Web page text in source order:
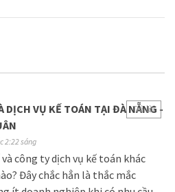
DỊCH VỤ KẾ TOÁN TẠI ĐÀ NẴNG -
2:22 sáng
công ty dịch vụ kế toán khác
Đây chắc hẳn là thắc mắc
Trả lời